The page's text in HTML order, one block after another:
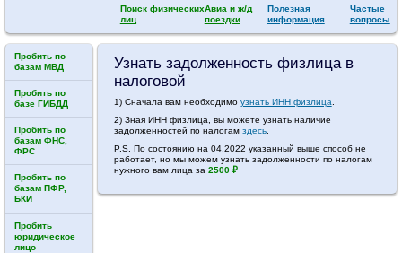
Поиск физических
лиц
Авиа и ж/д
поездки
Полезная
информация
Частые
вопросы
Узнать задолженность физлица в
налоговой
1) Сначала вам необходимо узнать ИНН физлица
2) Зная ИНН физлица, вы можете узнать наличие
задолженностей по налогам здесь.
P.S. По состоянию на 04.2022 указанный выше способ не
работает, но мы можем узнать задолженности по налогам
нужного вам лица за 2500 ₽
Пробить по
базам МВД
Пробить по
базе ГИБДД
Пробить по
базам ФНС,
ФРС
Пробить по
базам ПФР,
БКИ
Пробить
юридическое
лицо